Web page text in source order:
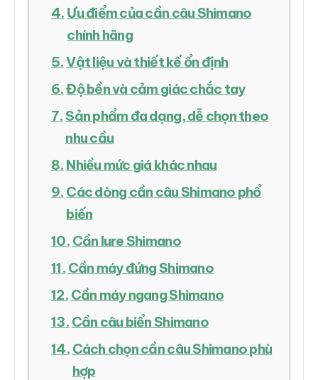
Ưu điểm của cần câu Shimano
chính hãng
Vật liệu và thiết kế ổn định
Độ bền và cảm giác chắc tay
Sản phẩm đa dạng, dễ chọn theo
nhu cầu
Nhiều mức giá khác nhau
Các dòng cần câu Shimano phổ
biến
Cần lure Shimano
Cần máy đứng Shimano
Cần máy ngang Shimano
Cần câu biển Shimano
Cách chọn cần câu Shimano phù
hợp